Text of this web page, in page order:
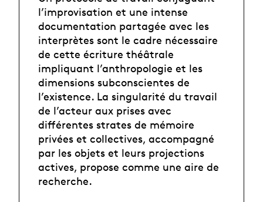
l’improvisation et une intense
documentation partagée avec les
interprètes sont le cadre nécessaire
de cette écriture théâtrale
impliquant l’anthropologie et les
dimensions subconscientes de
l’existence. La singularité du travail
de l’acteur aux prises avec
différentes strates de mémoire
privées et collectives, accompagné
par les objets et leurs projections
actives, propose comme une aire de
recherche.